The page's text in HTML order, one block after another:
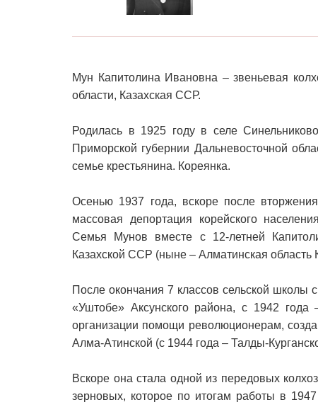
Мун Капитолина Ивановна – звеньевая
области, Казахская ССР.
Родилась в 1925 году в селе
Приморской губернии Дальневосточной
семье крестьянина. Кореянка.
Осенью 1937 года, вскоре после
массовая депортация корейского
Семья Мунов вместе с 12-летней
Казахской ССР (ныне – Алматинская область
После окончания 7 классов сельской школы
«Уштобе» Аксунского района, с 1942
организации помощи революционерам,
Алма-Атинской (с 1944 года – Талды-
Вскоре она стала одной из передовых
зерновых, которое по итогам работы в